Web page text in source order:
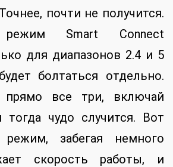
почти не получится.
Smart Conneсt
для диапазонов 2.4 и 5
болтаться отдельно.
все три, включай
чудо случится. Вот
забегая немного
скорость работы, и